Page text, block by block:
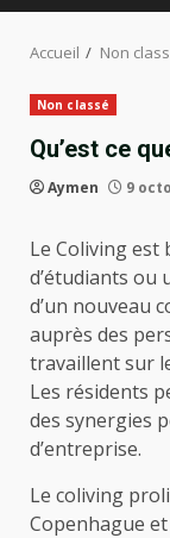
Accueil Non
Non classé
Qu’est ce
Aymen 9
Le Coliving est
d’étudiants ou
d’un nouveau
auprès des
travaillent sur
Les résidents
des synergies
d’entreprise.
Le coliving
Copenhague